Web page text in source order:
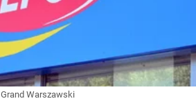
Grand Warszawski